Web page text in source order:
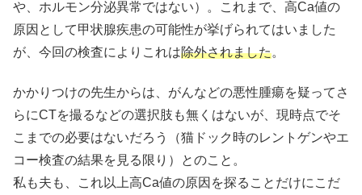
や、ホルモン分泌異常ではない）。これまで、高Ca値の
原因として甲状腺疾患の可能性が挙げられてはいました
が、今回の検査によりこれは除外されました。
かかりつけの先生からは、がんなどの悪性腫瘍を疑ってさ
らにCTを撮るなどの選択肢も無くはないが、現時点でそ
こまでの必要はないだろう（猫ドック時のレントゲンやエ
コー検査の結果を見る限り）とのこと。
私も夫も、これ以上高Ca値の原因を探ることだけにこだ